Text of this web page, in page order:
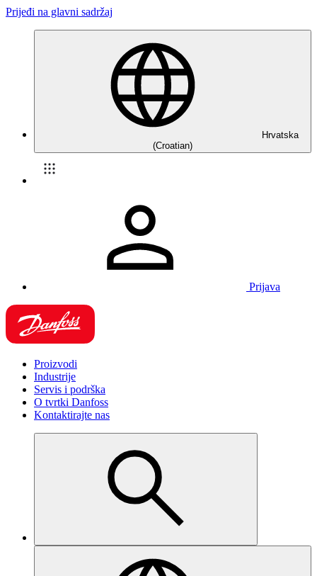
Prijeđi na glavni sadržaj
Hrvatska
(Croatian)
Prijava
Proizvodi
Industrije
Servis i podrška
O tvrtki Danfoss
Kontaktirajte nas